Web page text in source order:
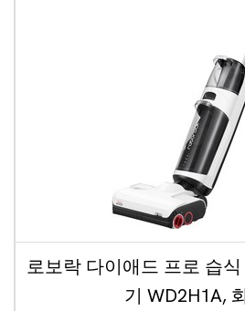
로보락 다이애드 프로 습
기 WD2H1A,